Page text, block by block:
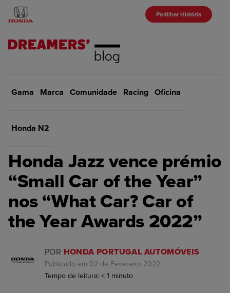
Partilhar História
Gama Marca Comunidade Racing Oficina
Honda N2
VOLTAR Início Marca
MARCA
Honda Jazz vence prémio
“Small Car of the Year”
nos “What Car? Car of
the Year Awards 2022”
POR HONDA PORTUGAL AUTOMÓVEIS
Publicado em 02 de Fevereiro 2022
Tempo de leitura: < 1 minuto